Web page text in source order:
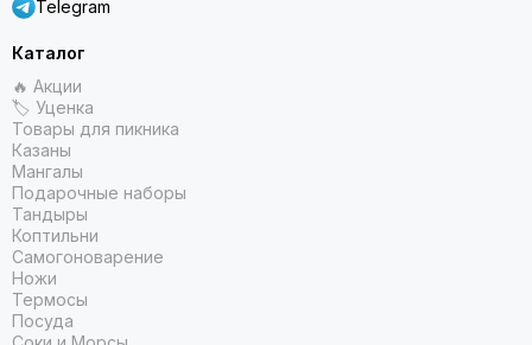
Telegram
Каталог
🔥 Акции
🏷 Уценка
Товары для пикника
Казаны
Мангалы
Подарочные наборы
Тандыры
Коптильни
Самогоноварение
Ножи
Термосы
Посуда